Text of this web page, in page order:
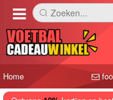
󰅼 Zoeken...
Home